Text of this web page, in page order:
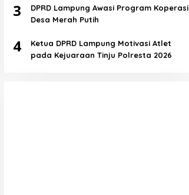
3
DPRD Lampung Awasi Program Koperasi
Desa Merah Putih
4
Ketua DPRD Lampung Motivasi Atlet
pada Kejuaraan Tinju Polresta 2026